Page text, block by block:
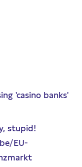
'casino banks'
stupid!
EU-